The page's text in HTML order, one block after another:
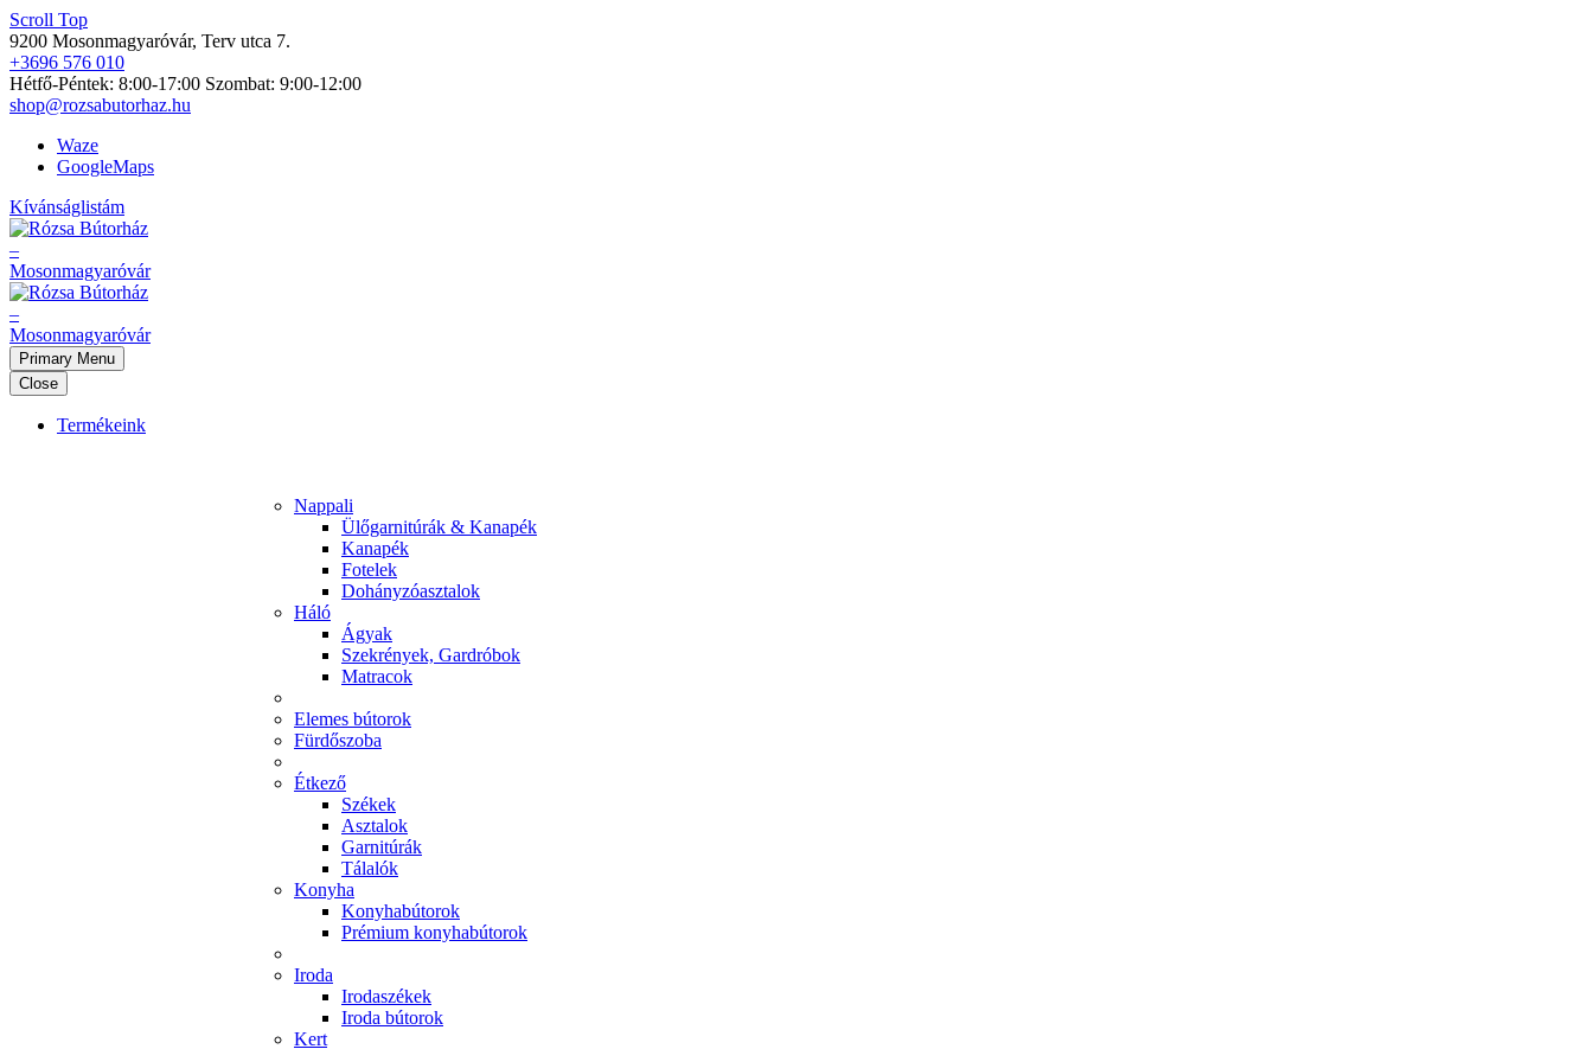
Scroll Top
9200 Mosonmagyaróvár, Terv utca 7.
+3696 576 010
Hétfő-Péntek: 8:00-17:00 Szombat: 9:00-12:00
shop@rozsabutorhaz.hu
Waze
GoogleMaps
Kívánságlistám
Primary Menu
Close
Termékeink
Nappali
Ülőgarnitúrák & Kanapék
Kanapék
Fotelek
Dohányzóasztalok
Háló
Ágyak
Szekrények, Gardróbok
Matracok
Elemes bútorok
Fürdőszoba
Étkező
Székek
Asztalok
Garnitúrák
Tálalók
Konyha
Konyhabútorok
Prémium konyhabútorok
Iroda
Irodaszékek
Iroda bútorok
Kert